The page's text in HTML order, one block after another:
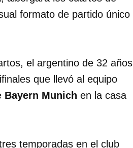
formato de partido único
el argentino de 32 años
que llevó al equipo
Bayern Munich en la casa
temporadas en el club